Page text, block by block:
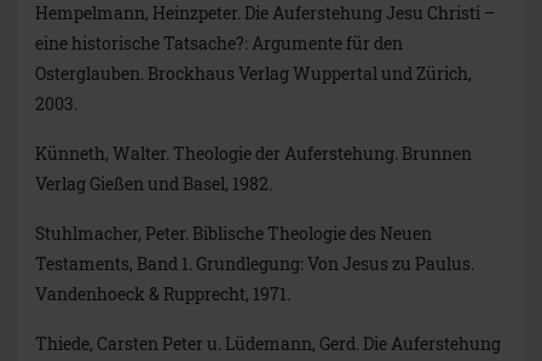
Hempelmann, Heinzpeter. Die Auferstehung Jesu Christi –
eine historische Tatsache?: Argumente für den
Osterglauben. Brockhaus Verlag Wuppertal und Zürich,
2003.
Künneth, Walter. Theologie der Auferstehung. Brunnen
Verlag Gießen und Basel, 1982.
Stuhlmacher, Peter. Biblische Theologie des Neuen
Testaments, Band 1. Grundlegung: Von Jesus zu Paulus.
Vandenhoeck & Rupprecht, 1971.
Thiede, Carsten Peter u. Lüdemann, Gerd. Die Auferstehung